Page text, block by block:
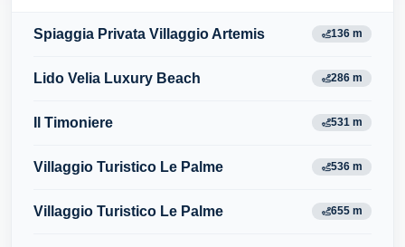
Spiaggia Privata Villaggio Artemis 136 m
Lido Velia Luxury Beach 286 m
Il Timoniere 531 m
Villaggio Turistico Le Palme 536 m
Villaggio Turistico Le Palme 655 m